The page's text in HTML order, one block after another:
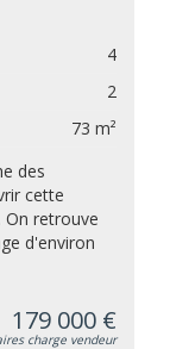
4
2
73 m²
des
cette
On retrouve
d'environ
179 000 €
charge vendeur